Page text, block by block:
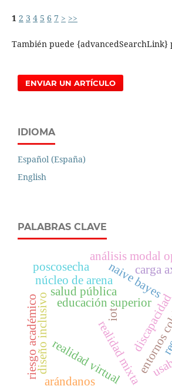
1 2 3 4 5 6 7 > >>
También puede {advancedSearchLink}
ENVIAR UN ARTÍCULO
IDIOMA
Español (España)
English
PALABRAS CLAVE
realidad mixta
educación superior
realidad virtual
diseño inclusivo
naive bayes
salud pública
análisis modal
núcleo de arena
carga
iot
arándanos
poscosecha
riesgo académico